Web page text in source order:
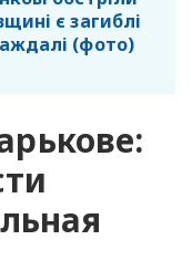
є загиблі
(фото)